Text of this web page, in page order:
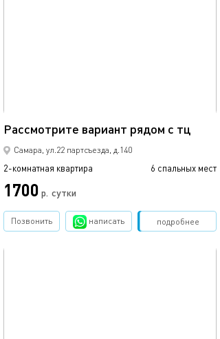
Рассмотрите вариант рядом с тц
Самара, ул.22 партсъезда, д.140
2-комнатная квартира 6 спальных мест
1700 р. сутки
подробнее
Позвонить написать Забронировать